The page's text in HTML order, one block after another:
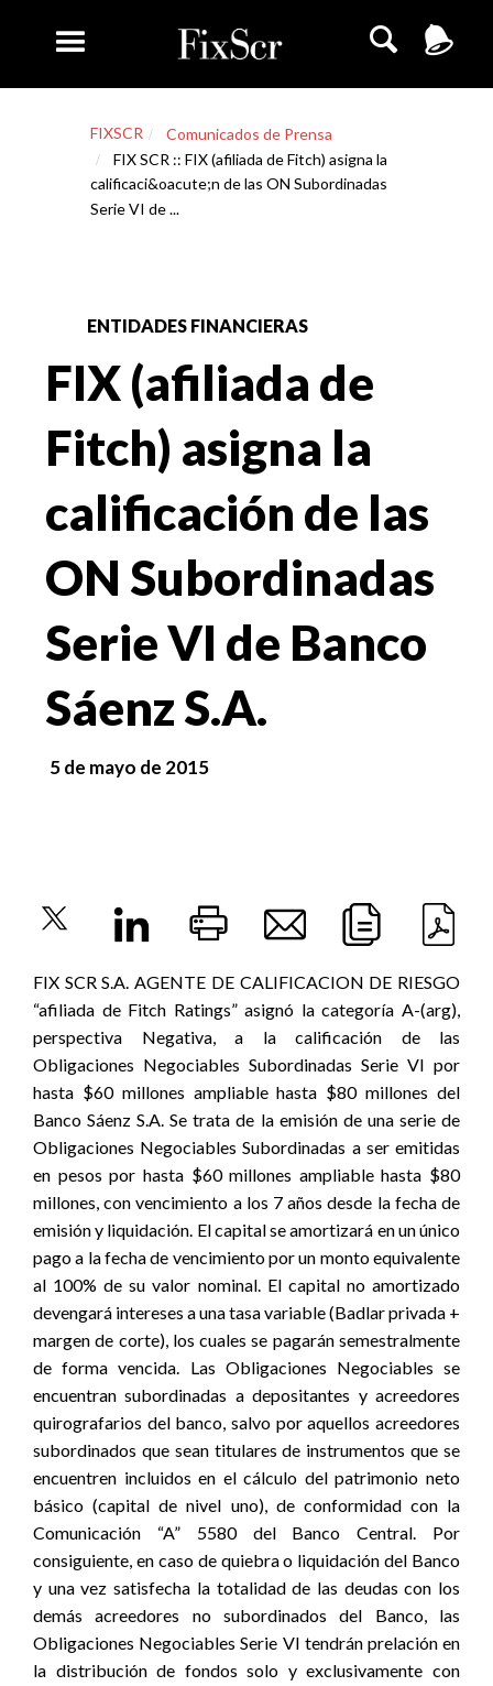
FIXSCR
Comunicados de Prensa
FIX SCR :: FIX (afiliada de Fitch) asigna la
calificaci&oacute;n de las ON Subordinadas
Serie VI de ...
ENTIDADES FINANCIERAS
FIX (afiliada de
Fitch) asigna la
calificación de las
ON Subordinadas
Serie VI de Banco
Sáenz S.A.
5 de mayo de 2015
FIX SCR S.A. AGENTE DE CALIFICACION DE RIESGO
“afiliada de Fitch Ratings” asignó la categoría A-(arg),
perspectiva Negativa, a la calificación de las
Obligaciones Negociables Subordinadas Serie VI por
hasta $60 millones ampliable hasta $80 millones del
Banco Sáenz S.A. Se trata de la emisión de una serie de
Obligaciones Negociables Subordinadas a ser emitidas
en pesos por hasta $60 millones ampliable hasta $80
millones, con vencimiento a los 7 años desde la fecha de
emisión y liquidación. El capital se amortizará en un único
pago a la fecha de vencimiento por un monto equivalente
al 100% de su valor nominal. El capital no amortizado
devengará intereses a una tasa variable (Badlar privada +
margen de corte), los cuales se pagarán semestralmente
de forma vencida. Las Obligaciones Negociables se
encuentran subordinadas a depositantes y acreedores
quirografarios del banco, salvo por aquellos acreedores
subordinados que sean titulares de instrumentos que se
encuentren incluidos en el cálculo del patrimonio neto
básico (capital de nivel uno), de conformidad con la
Comunicación “A” 5580 del Banco Central. Por
consiguiente, en caso de quiebra o liquidación del Banco
y una vez satisfecha la totalidad de las deudas con los
demás acreedores no subordinados del Banco, las
Obligaciones Negociables Serie VI tendrán prelación en
la distribución de fondos solo y exclusivamente con